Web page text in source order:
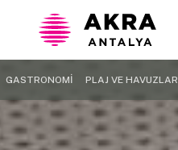
GASTRONOMİ PLAJ VE HAVUZLAR